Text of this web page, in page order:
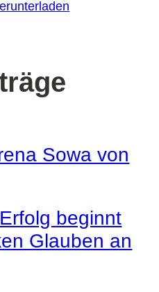
Sowa von
beginnt
Glauben an